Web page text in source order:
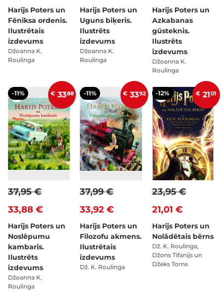
Harijs Poters un
Fēniksa ordenis.
Ilustrētais
izdevums
Džoanna K.
Roulinga
Harijs Poters un
Uguns biķeris.
Ilustrēts
izdevums
Džoanna K.
Roulinga
Harijs Poters un
Azkabanas
gūsteknis.
Ilustrēts
izdevums
Džoanna K.
Roulinga
-11% € 3388
33,88 €
37,95 €
Harijs Poters un
Noslēpumu
kambaris.
Ilustrēts
izdevums
Džoanna K.
Roulinga
-11% € 3392
33,92 €
37,99 €
Harijs Poters un
Filozofu akmens.
Ilustrētais
izdevums
Dž. K. Roulinga
-12% € 2101
21,01 €
23,95 €
Harijs Poters un
Nolādētais bērns
Dž. K. Roulinga,
Džons Tifanijs un
Džeks Torns